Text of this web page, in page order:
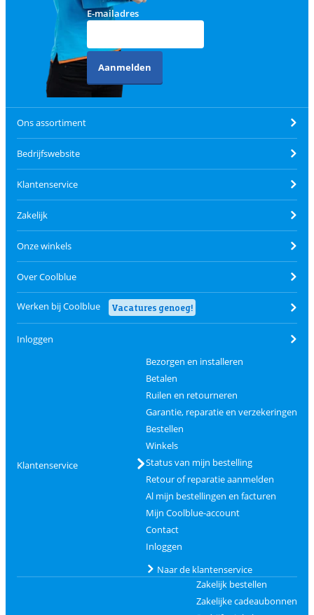
E-mailadres
Aanmelden
Ons assortiment
Bedrijfswebsite
Klantenservice
Zakelijk
Onze winkels
Over Coolblue
Werken bij Coolblue Vacatures genoeg!
Inloggen
Klantenservice
Bezorgen en installeren
Betalen
Ruilen en retourneren
Garantie, reparatie en verzekeringen
Bestellen
Winkels
Status van mijn bestelling
Retour of reparatie aanmelden
Al mijn bestellingen en facturen
Mijn Coolblue-account
Contact
Inloggen
Naar de klantenservice
Zakelijk bestellen
Zakelijke cadeaubonnen